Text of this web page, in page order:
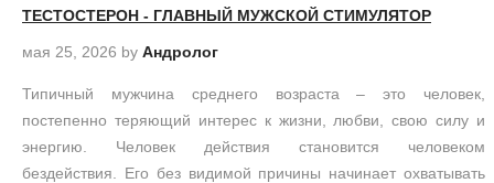
ТЕСТОСТЕРОН - ГЛАВНЫЙ МУЖСКОЙ СТИМУЛЯТОР
мая 25, 2026 by Андролог
Типичный мужчина среднего возраста – это человек,
постепенно теряющий интерес к жизни, любви, свою силу и
энергию. Человек действия становится человеком
бездействия. Его без видимой причины начинает охватывать